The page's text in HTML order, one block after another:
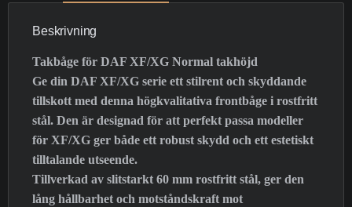
Beskrivning
Takbåge för DAF XF/XG Normal takhöjd
Ge din DAF XF/XG serie ett stilrent och skyddande
tillskott med denna högkvalitativa frontbåge i rostfritt
stål. Den är designad för att perfekt passa modeller
för XF/XG ger både ett robust skydd och ett estetiskt
tilltalande utseende.
Tillverkad av slitstarkt 60 mm rostfritt stål, ger den
lång hållbarhet och motståndskraft mot